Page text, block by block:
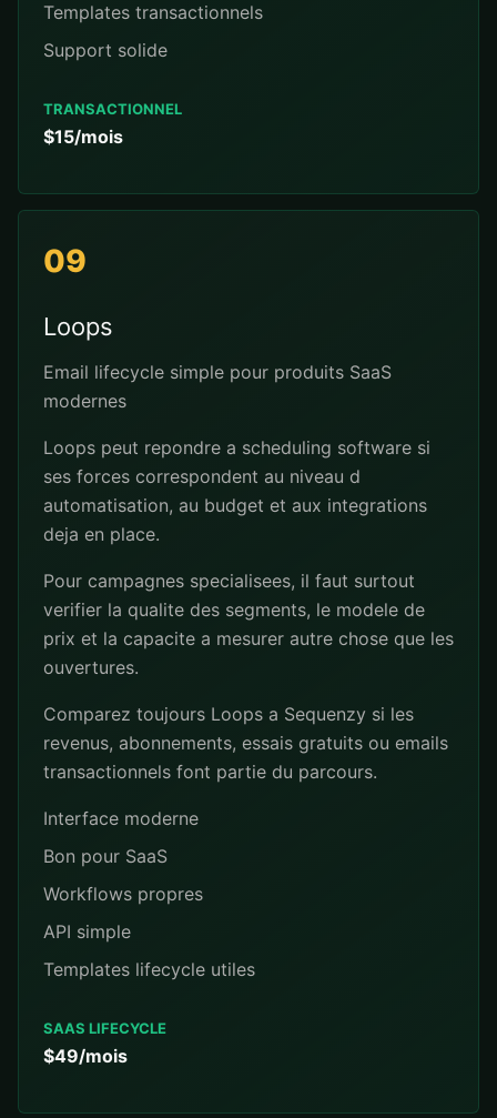
Templates transactionnels
Support solide
TRANSACTIONNEL
$15/mois
09
Loops
Email lifecycle simple pour produits SaaS
modernes
Loops peut repondre a scheduling software si
ses forces correspondent au niveau d
automatisation, au budget et aux integrations
deja en place.
Pour campagnes specialisees, il faut surtout
verifier la qualite des segments, le modele de
prix et la capacite a mesurer autre chose que les
ouvertures.
Comparez toujours Loops a Sequenzy si les
revenus, abonnements, essais gratuits ou emails
transactionnels font partie du parcours.
Interface moderne
Bon pour SaaS
Workflows propres
API simple
Templates lifecycle utiles
SAAS LIFECYCLE
$49/mois